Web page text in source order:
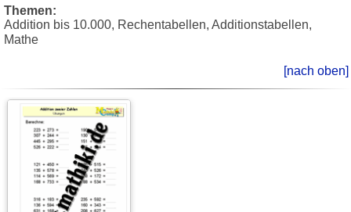
Themen:
Addition bis 10.000, Rechentabellen, Additionstabellen,
Mathe
[nach oben]